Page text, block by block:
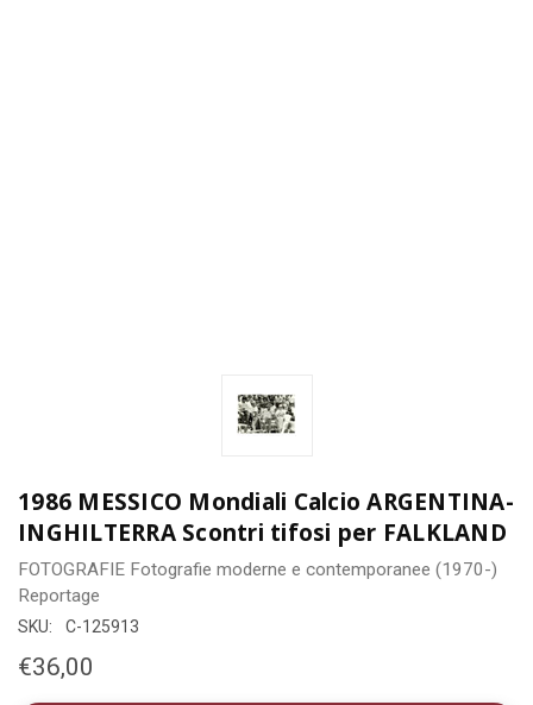
1986 MESSICO Mondiali Calcio ARGENTINA-
INGHILTERRA Scontri tifosi per FALKLAND
FOTOGRAFIE Fotografie moderne e contemporanee (1970-)
Reportage
SKU: C-125913
€36,00